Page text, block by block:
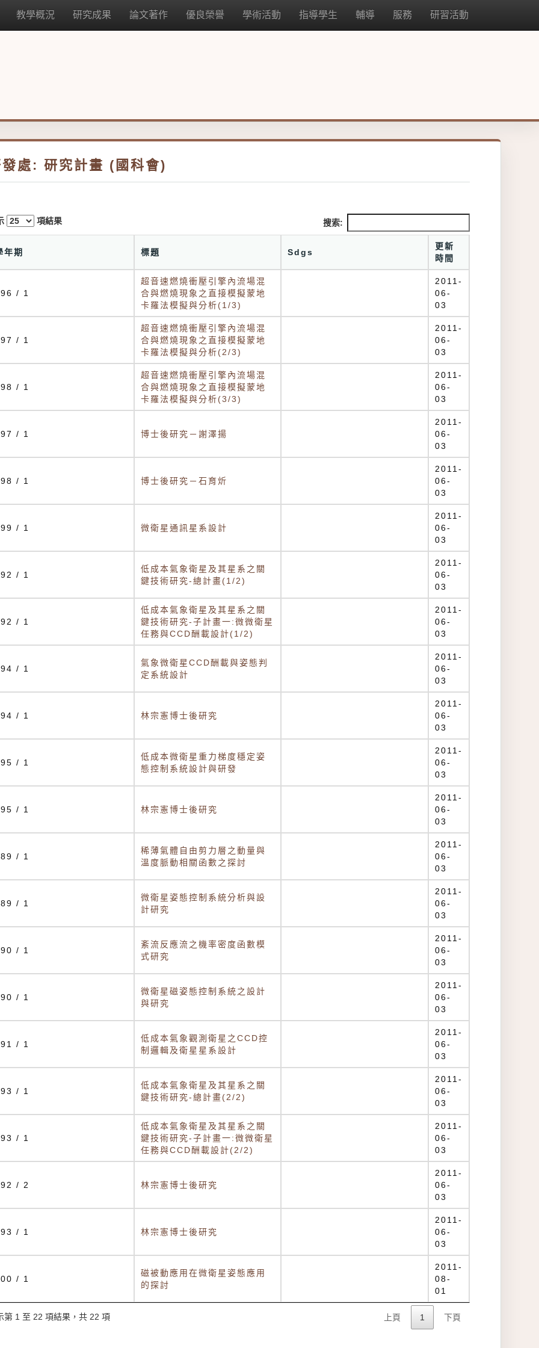
教學概況 研究成果 論文著作 優良榮譽 學術活動 指導學生 輔導 服務 研習活動
發處: 研究計畫 (國科會)
項結果 搜索:
年期 標題 Sdgs
更新
時間
/ 1
超音速燃燒衝壓引擎內流場混
合與燃燒現象之直接模擬蒙地
卡羅法模擬與分析(1/3)
2011-
06-
03
/ 1
超音速燃燒衝壓引擎內流場混
合與燃燒現象之直接模擬蒙地
卡羅法模擬與分析(2/3)
2011-
06-
03
/ 1
超音速燃燒衝壓引擎內流場混
合與燃燒現象之直接模擬蒙地
卡羅法模擬與分析(3/3)
2011-
06-
03
/ 1 博士後研究－謝澤揚
2011-
06-
03
/ 1 博士後研究－石育炘
2011-
06-
03
/ 1 微衛星通訊星系設計
2011-
06-
03
/ 1
低成本氣象衛星及其星系之關
鍵技術研究-總計畫(1/2)
2011-
06-
03
/ 1
低成本氣象衛星及其星系之關
鍵技術研究-子計畫一:微微衛星
任務與CCD酬載設計(1/2)
2011-
06-
03
/ 1
氣象微衛星CCD酬載與姿態判
定系統設計
2011-
06-
03
/ 1 林宗憲博士後研究
2011-
06-
03
/ 1
低成本微衛星重力梯度穩定姿
態控制系統設計與研發
2011-
06-
03
/ 1 林宗憲博士後研究
2011-
06-
03
/ 1
稀薄氣體自由剪力層之動量與
溫度脈動相關函數之探討
2011-
06-
03
/ 1
微衛星姿態控制系統分析與設
計研究
2011-
06-
03
/ 1
紊流反應流之機率密度函數模
式研究
2011-
06-
03
/ 1
微衛星磁姿態控制系統之設計
與研究
2011-
06-
03
/ 1
低成本氣象觀測衛星之CCD控
制邏輯及衛星星系設計
2011-
06-
03
/ 1
低成本氣象衛星及其星系之關
鍵技術研究-總計畫(2/2)
2011-
06-
03
/ 1
低成本氣象衛星及其星系之關
鍵技術研究-子計畫一:微微衛星
任務與CCD酬載設計(2/2)
2011-
06-
03
/ 2 林宗憲博士後研究
2011-
06-
03
/ 1 林宗憲博士後研究
2011-
06-
03
/ 1
磁被動應用在微衛星姿態應用
的探討
2011-
08-
01
第 1 至 22 項結果，共 22 項 上頁 1 下頁